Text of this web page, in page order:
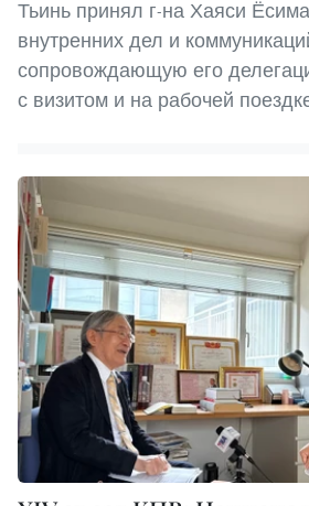
Тьинь принял г-на Хаяси
внутренних дел и
сопровождающую его
с визитом и на рабочей